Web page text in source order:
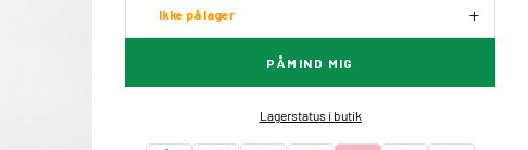
Ikke på lager
PÅMIND MIG
Lagerstatus i butik